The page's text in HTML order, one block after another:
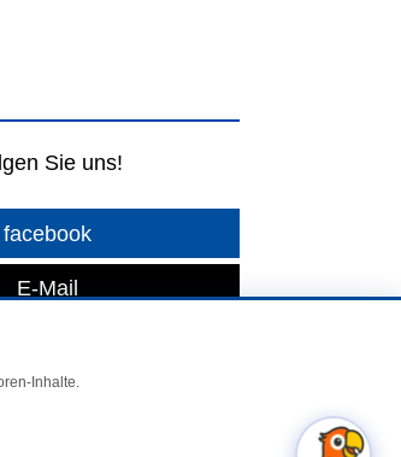
Sie uns!
facebook
E-Mail
Inhalte.